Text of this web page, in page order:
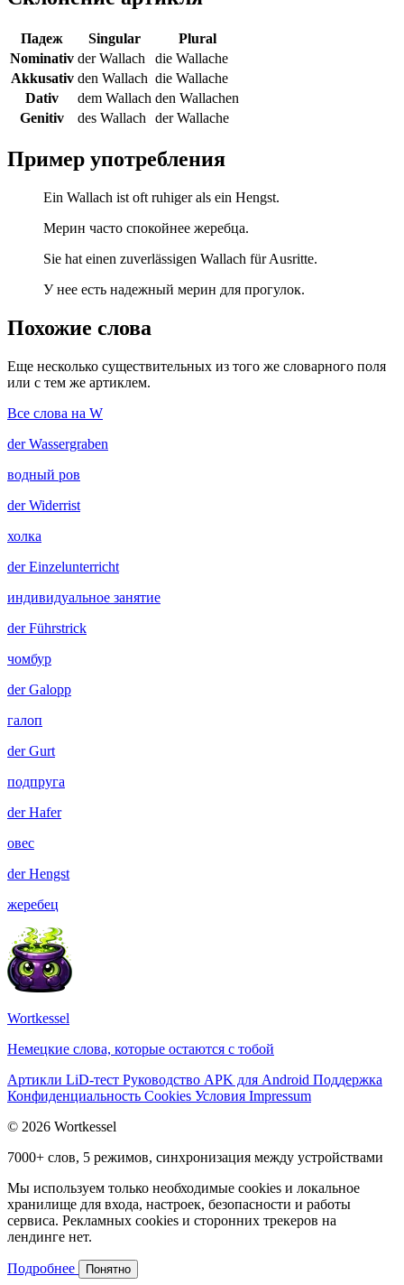
Падеж Singular
Plural
Nominativ der Wallach
die Wallache
Akkusativ den Wallach die Wallache
Dativ
dem Wallach den Wallachen
Genitiv
des Wallach der Wallache
Пример употребления
Ein Wallach ist oft ruhiger als ein Hengst.
Мерин часто спокойнее жеребца.
Sie hat einen zuverlässigen Wallach für Ausritte.
У нее есть надежный мерин для прогулок.
Похожие слова
Еще несколько существительных из того же словарного поля
или с тем же артиклем.
Все слова на W
derWassergraben
водный ров
derWiderrist
холка
derEinzelunterricht
индивидуальное занятие
derFührstrick
чомбур
derGalopp
галоп
derGurt
подпруга
derHafer
овес
derHengst
жеребец
Wortkessel
Немецкие слова, которые остаются с тобой
Артикли LiD-тест Руководство APK для Android Поддержка
Конфиденциальность Cookies Условия Impressum
© 2026 Wortkessel
7000+ слов, 5 режимов, синхронизация между устройствами
Мы используем только необходимые cookies и локальное
хранилище для входа, настроек, безопасности и работы
сервиса. Рекламных cookies и сторонних трекеров на
лендинге нет.
Подробнее Понятно